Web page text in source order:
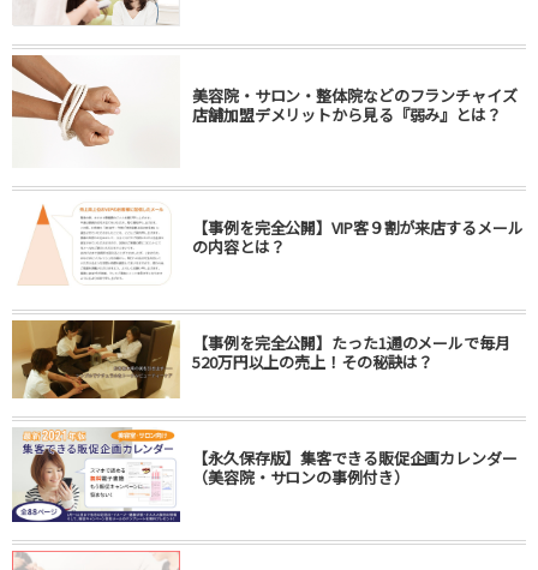
美容院・サロン・整体院などのフランチャイズ
店舗加盟デメリットから見る『弱み』とは？
【事例を完全公開】VIP客９割が来店するメール
の内容とは？
【事例を完全公開】たった1通のメールで毎月
520万円以上の売上！その秘訣は？
【永久保存版】集客できる販促企画カレンダー
（美容院・サロンの事例付き）